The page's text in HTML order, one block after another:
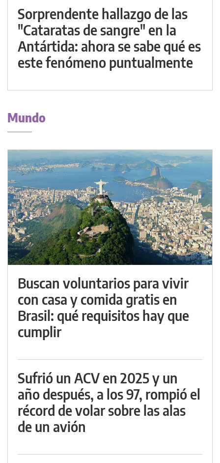
Sorprendente hallazgo de las
"Cataratas de sangre" en la
Antártida: ahora se sabe qué es
este fenómeno puntualmente
Mundo
Buscan voluntarios para vivir
con casa y comida gratis en
Brasil: qué requisitos hay que
cumplir
Sufrió un ACV en 2025 y un
año después, a los 97, rompió el
récord de volar sobre las alas
de un avión